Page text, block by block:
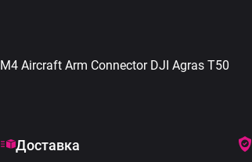
M4 Aircraft Arm Connector DJI Agras T50
Доставка